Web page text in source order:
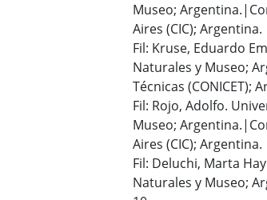
Museo;
Aires (CIC); Argentina.
Fil: Kruse, Eduardo
Naturales y Museo;
Técnicas (CONICET);
Fil: Rojo, Adolfo.
Museo;
Aires (CIC); Argentina.
Fil: Deluchi, Marta
Naturales y Museo;